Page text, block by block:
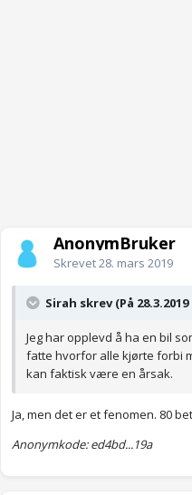
AnonymBruker
Skrevet28. mars 2019
Sirah skrev (På 28.3.2019
Jeg har opplevd å ha en bil
fatte hvorfor alle kjørte forbi
kan faktisk være en årsak.
Ja, men det er et fenomen. 80
Anonymkode: ed4bd...19a